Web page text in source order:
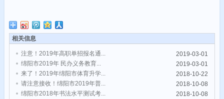
相关信息
注意！2019年高职单招报名通...
2019-03-01
绵阳市2019年 民办义务教育...
2019-03-01
来了！2019年绵阳市体育升学...
2018-10-22
请注意接收！绵阳市2019年普...
2018-10-08
绵阳市2018年书法水平测试考...
2018-10-08